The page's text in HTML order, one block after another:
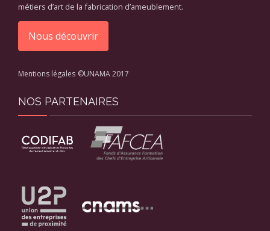
métiers d’art de la fabrication d’ameublement.
Nous découvrir
Mentions légales ©UNAMA 2017
NOS PARTENAIRES